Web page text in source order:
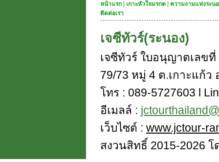
หน้าแรก เกาะหัวใจมรกต
ความงามแห่งระน
ติดต่อเรา
เจซีทัวร์(ระนอง)
เจซีทัวร์ ใบอนุญาตเลขที่
79/73 หมู่ 4 ต.เกาะแก้ว
โทร : 089-5727603 l
อีเมลล์ :
เว็บไซต์ : www.jctour-
สงวนสิทธิ์ 2015-2026 โ